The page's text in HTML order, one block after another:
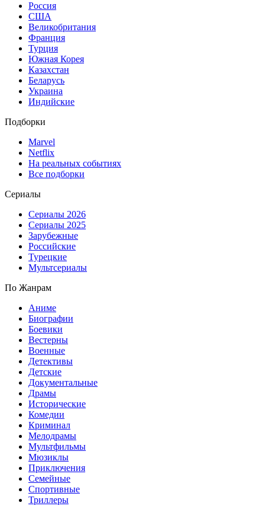
Россия
США
Великобритания
Франция
Турция
Южная Корея
Казахстан
Беларусь
Украина
Индийские
Подборки
Marvel
Netflix
На реальных событиях
Все подборки
Сериалы
Сериалы 2026
Сериалы 2025
Зарубежные
Российские
Турецкие
Мультсериалы
По Жанрам
Аниме
Биографии
Боевики
Вестерны
Военные
Детективы
Детские
Документальные
Драмы
Исторические
Комедии
Криминал
Мелодрамы
Мультфильмы
Мюзиклы
Приключения
Семейные
Спортивные
Триллеры